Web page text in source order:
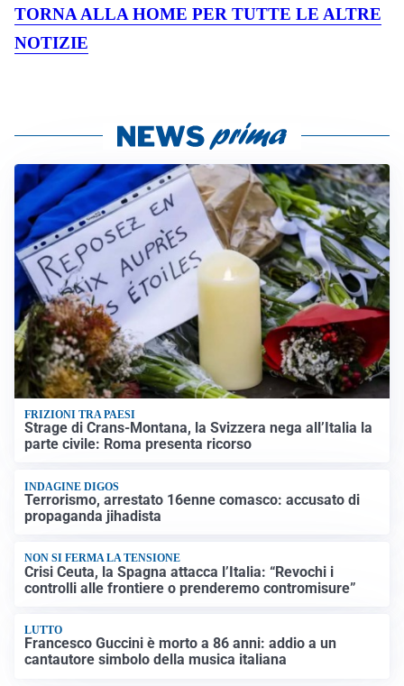
TORNA ALLA HOME PER TUTTE LE ALTRE
NOTIZIE
FRIZIONI TRA PAESI
Strage di Crans-Montana, la Svizzera nega all’Italia la
parte civile: Roma presenta ricorso
INDAGINE DIGOS
Terrorismo, arrestato 16enne comasco: accusato di
propaganda jihadista
NON SI FERMA LA TENSIONE
Crisi Ceuta, la Spagna attacca l’Italia: “Revochi i
controlli alle frontiere o prenderemo contromisure”
LUTTO
Francesco Guccini è morto a 86 anni: addio a un
cantautore simbolo della musica italiana